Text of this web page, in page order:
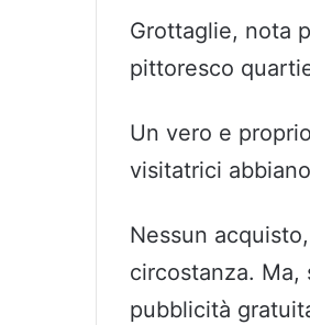
Grottaglie, nota
pittoresco
Un vero e
visitatrici
Nessun
circostanza. Ma,
pubblicità